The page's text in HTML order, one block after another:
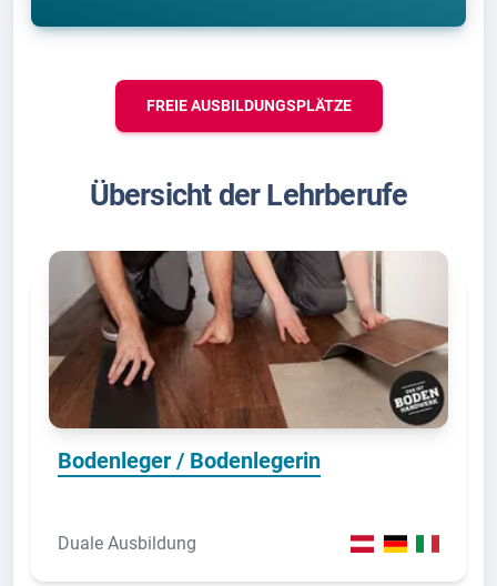
FREIE AUSBILDUNGSPLÄTZE
Übersicht der Lehrberufe
Bodenleger / Bodenlegerin
Duale Ausbildung